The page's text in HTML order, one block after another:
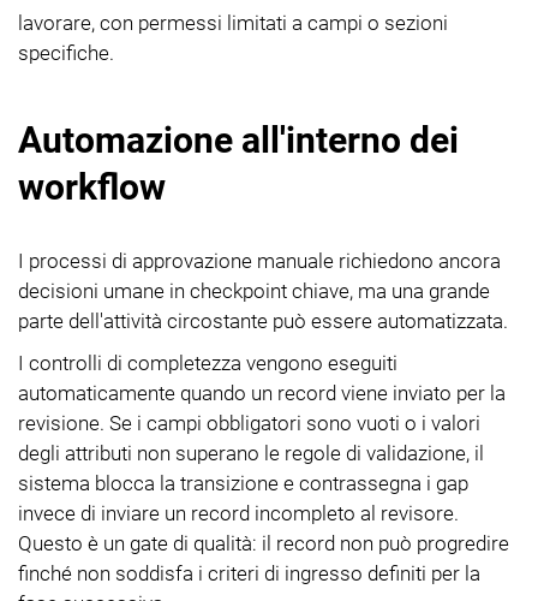
lavorare, con permessi limitati a campi o sezioni
specifiche.
Automazione all'interno dei
workflow
I processi di approvazione manuale richiedono ancora
decisioni umane in checkpoint chiave, ma una grande
parte dell'attività circostante può essere automatizzata.
I controlli di completezza vengono eseguiti
automaticamente quando un record viene inviato per la
revisione. Se i campi obbligatori sono vuoti o i valori
degli attributi non superano le regole di validazione, il
sistema blocca la transizione e contrassegna i gap
invece di inviare un record incompleto al revisore.
Questo è un gate di qualità: il record non può progredire
finché non soddisfa i criteri di ingresso definiti per la